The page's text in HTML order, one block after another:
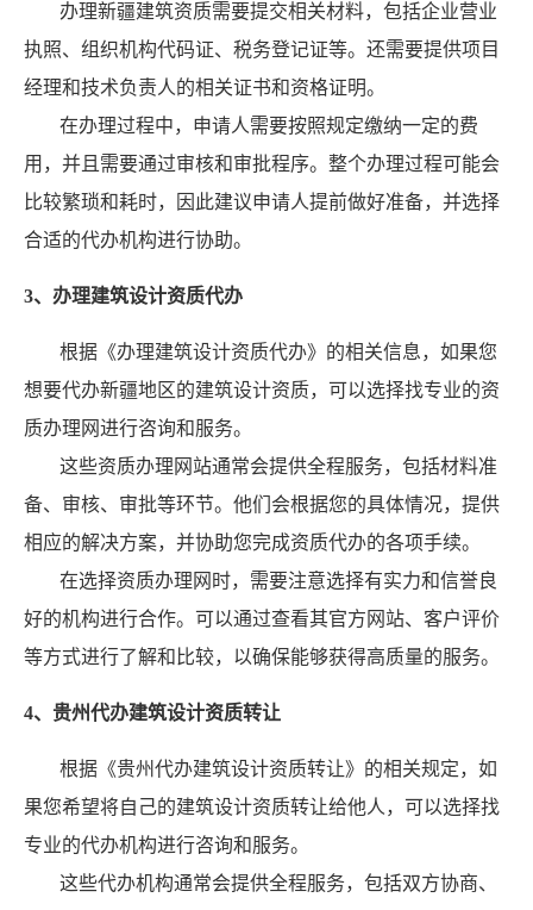
办理新疆建筑资质需要提交相关材料，包括企业营业
执照、组织机构代码证、税务登记证等。还需要提供项目
经理和技术负责人的相关证书和资格证明。
在办理过程中，申请人需要按照规定缴纳一定的费
用，并且需要通过审核和审批程序。整个办理过程可能会
比较繁琐和耗时，因此建议申请人提前做好准备，并选择
合适的代办机构进行协助。
3、办理建筑设计资质代办
根据《办理建筑设计资质代办》的相关信息，如果您
想要代办新疆地区的建筑设计资质，可以选择找专业的资
质办理网进行咨询和服务。
这些资质办理网站通常会提供全程服务，包括材料准
备、审核、审批等环节。他们会根据您的具体情况，提供
相应的解决方案，并协助您完成资质代办的各项手续。
在选择资质办理网时，需要注意选择有实力和信誉良
好的机构进行合作。可以通过查看其官方网站、客户评价
等方式进行了解和比较，以确保能够获得高质量的服务。
4、贵州代办建筑设计资质转让
根据《贵州代办建筑设计资质转让》的相关规定，如
果您希望将自己的建筑设计资质转让给他人，可以选择找
专业的代办机构进行咨询和服务。
这些代办机构通常会提供全程服务，包括双方协商、